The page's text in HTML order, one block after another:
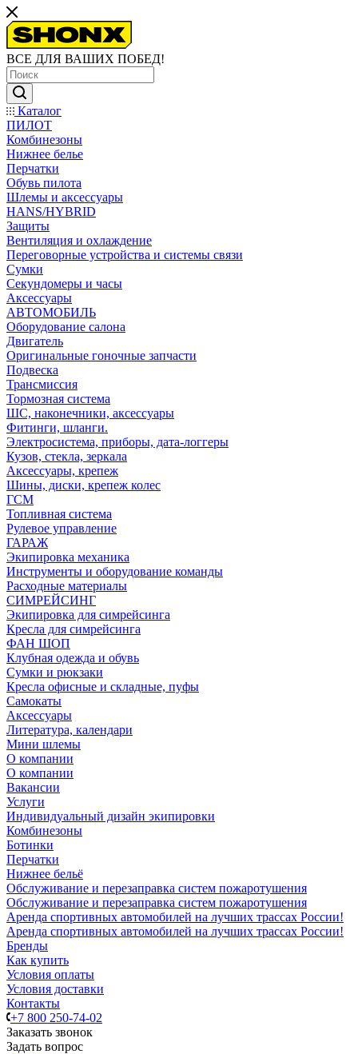
ВСЕ ДЛЯ ВАШИХ ПОБЕД!
Каталог
ПИЛОТ
Комбинезоны
Нижнее белье
Перчатки
Обувь пилота
Шлемы и аксессуары
HANS/HYBRID
Защиты
Вентиляция и охлаждение
Переговорные устройства и системы связи
Сумки
Секундомеры и часы
Аксессуары
АВТОМОБИЛЬ
Оборудование салона
Двигатель
Оригинальные гоночные запчасти
Подвеска
Трансмиссия
Тормозная система
ШС, наконечники, аксессуары
Фитинги, шланги.
Электросистема, приборы, дата-логгеры
Кузов, стекла, зеркала
Аксессуары, крепеж
Шины, диски, крепеж колес
ГСМ
Топливная система
Рулевое управление
ГАРАЖ
Экипировка механика
Инструменты и оборудование команды
Расходные материалы
СИМРЕЙСИНГ
Экипировка для симрейсинга
Кресла для симрейсинга
ФАН ШОП
Клубная одежда и обувь
Сумки и рюкзаки
Кресла офисные и складные, пуфы
Самокаты
Аксессуары
Литература, календари
Мини шлемы
О компании
О компании
Вакансии
Услуги
Индивидуальный дизайн экипировки
Комбинезоны
Ботинки
Перчатки
Нижнее бельё
Обслуживание и перезаправка систем пожаротушения
Обслуживание и перезаправка систем пожаротушения
Аренда спортивных автомобилей на лучших трассах России!
Аренда спортивных автомобилей на лучших трассах России!
Бренды
Как купить
Условия оплаты
Условия доставки
Контакты
+7 800 250-74-02
Заказать звонок
Задать вопрос